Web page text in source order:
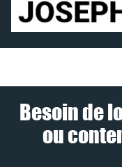
Besoin de
ou